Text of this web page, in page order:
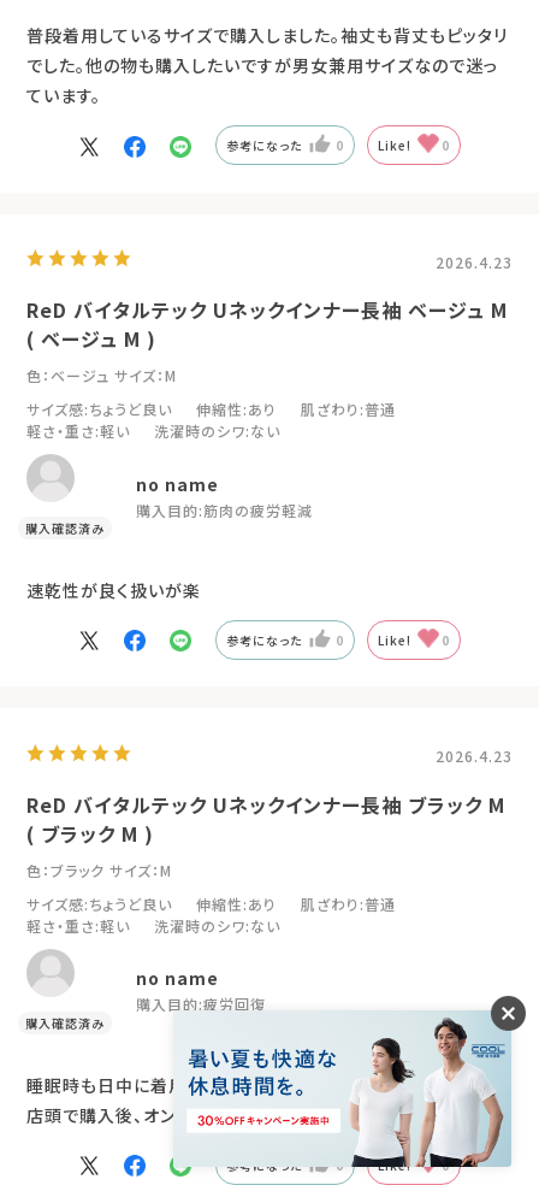
普段着用しているサイズで購入しました。袖丈も背丈もピッタリ
でした。他の物も購入したいですが男女兼用サイズなので迷っ
ています。
参考になった 0 Like! 0
2026.4.23
ReD バイタルテック Uネックインナー長袖 ベージュ M
( ベージュ M )
色：ベージュ サイズ：M
サイズ感:ちょうど良い 伸縮性:あり 肌ざわり :普通
軽さ・重さ:軽い 洗濯時のシワ:ない
no name
購入目的:筋肉の疲労軽減
速乾性が良く扱いが楽
参考になった 0 Like! 0
2026.4.23
ReD バイタルテック Uネックインナー長袖 ブラック M
( ブラック M )
色：ブラック サイズ：M
サイズ感:ちょうど良い 伸縮性:あり 肌ざわり :普通
軽さ・重さ:軽い 洗濯時のシワ:ない
no name
購入目的:疲労回復
睡眠時も日中に着用しても、とても快適です、
店頭で購入後、オンラインで追加購入致しました
参考になった 0 Like! 0